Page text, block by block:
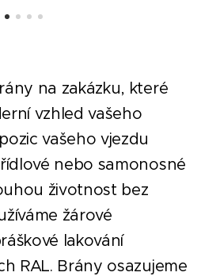
na zakázku, které
vzhled vašeho
vašeho vjezdu
nebo samonosné
životnost bez
žárové
lakování
RAL. Brány osazujeme